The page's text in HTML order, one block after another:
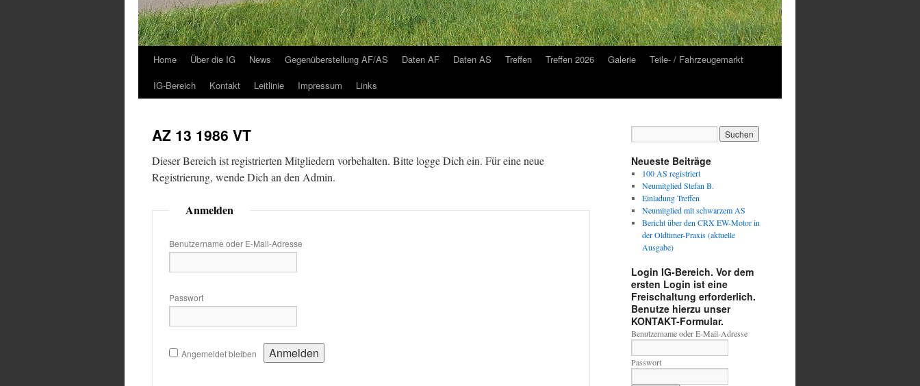
Home Über die IG News Gegenüberstellung AF/AS Daten AF Daten AS Treffen Treffen 2026 Galerie
Teile- / Fahrzeugemarkt
IG-Bereich
Kontakt Leitlinie Impressum Links
AZ 13 1986 VT
Dieser Bereich ist registrierten Mitgliedern vorbehalten. Bitte logge Dich ein. Für eine neue
Registrierung, wende Dich an den Admin.
Anmelden
Benutzername oder E-Mail-Adresse
Passwort
Angemeldet bleiben
Neueste Beiträge
100 AS registriert
Neumitglied Stefan B.
Einladung Treffen
Neumitglied mit schwarzem AS
Bericht über den CRX EW-Motor in
der Oldtimer-Praxis (aktuelle
Ausgabe)
Login IG-Bereich. Vor dem
ersten Login ist eine
Freischaltung erforderlich.
Benutze hierzu unser
KONTAKT-Formular.
Benutzername oder E-Mail-Adresse
Passwort